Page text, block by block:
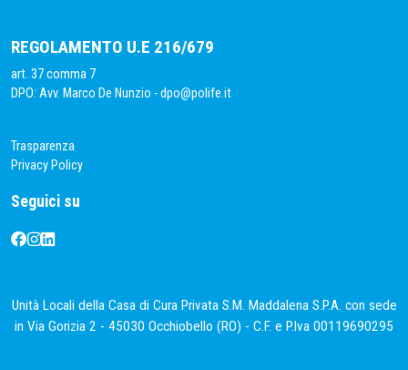
REGOLAMENTO U.E 216/679
art. 37 comma 7
DPO: Avv. Marco De Nunzio -dpo@polife.it
Trasparenza
Privacy Policy
Seguici su
Unità Locali della Casa di Cura Privata S.M. Maddalena S.P.A. con sede
in Via Gorizia 2 - 45030 Occhiobello (RO) - C.F. e P.Iva 00119690295